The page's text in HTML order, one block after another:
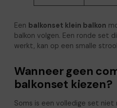
Een balkonset klein balkon
balkon volgen. Een ronde set
werkt, kan op een smalle
Wanneer geen
balkonset kiezen?
Soms is een volledige set niet